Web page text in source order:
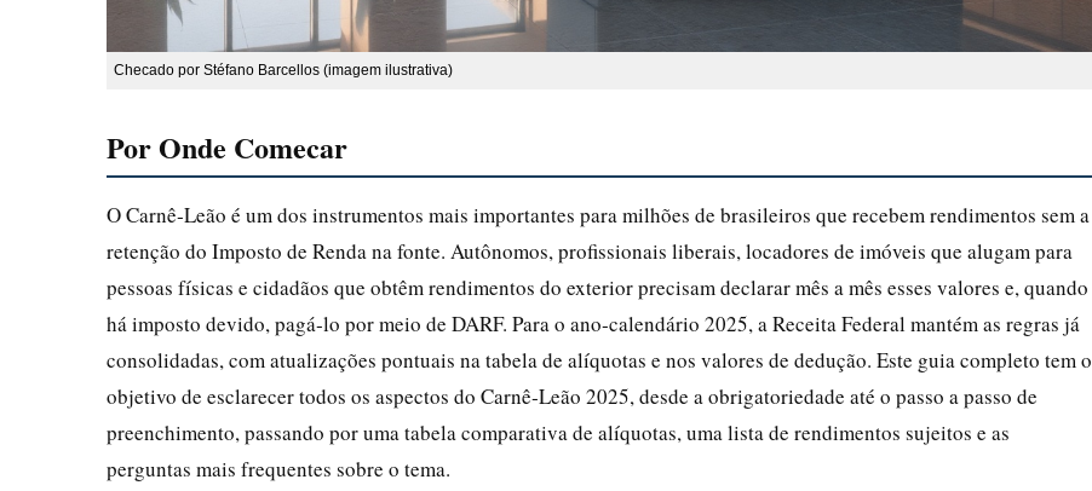
Checado por Stéfano Barcellos (imagem ilustrativa)
Por Onde Comecar
O Carnê‑Leão é um dos instrumentos mais importantes para milhões de brasileiros que recebem rendimentos sem a
retenção do Imposto de Renda na fonte. Autônomos, profissionais liberais, locadores de imóveis que alugam para
pessoas físicas e cidadãos que obtêm rendimentos do exterior precisam declarar mês a mês esses valores e, quando
há imposto devido, pagá‑lo por meio de DARF. Para o ano‑calendário 2025, a Receita Federal mantém as regras já
consolidadas, com atualizações pontuais na tabela de alíquotas e nos valores de dedução. Este guia completo tem o
objetivo de esclarecer todos os aspectos do Carnê‑Leão 2025, desde a obrigatoriedade até o passo a passo de
preenchimento, passando por uma tabela comparativa de alíquotas, uma lista de rendimentos sujeitos e as
perguntas mais frequentes sobre o tema.